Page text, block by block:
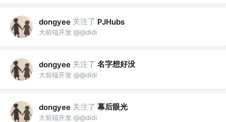
dongyee 关注了 PJHubs
大前端开发 @@didi
dongyee 关注了 名字想好没
大前端开发 @@didi
dongyee 关注了 幕后眼光
大前端开发 @@didi